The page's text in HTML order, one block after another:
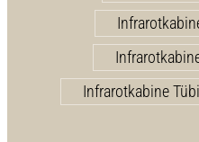
Infrarotkabine